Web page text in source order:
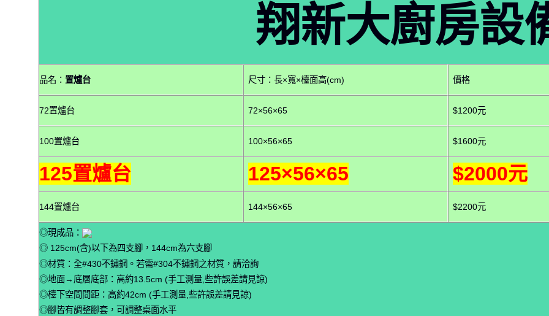
翔新大廚房設
品名： 置爐台 尺寸：長×寬×檯面高(cm) 價格
72置爐台 72×56×65 $1200元
100置爐台 100×56×65 $1600元
125置爐台 125×56×65 $2000元
144置爐台 144×56×65 $2200元
◎現成品：
◎ 125cm(含)以下為四支腳，144cm為六支腳
◎材質：全#430不鏽鋼。若需#304不鏽鋼之材質，請洽詢
◎地面→底層底部：高約13.5cm (手工測量,些許誤差請見諒)
◎檯下空間間距：高約42cm (手工測量,些許誤差請見諒)
◎腳皆有調整腳套，可調整桌面水平